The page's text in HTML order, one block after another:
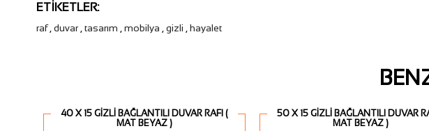
ETIKETLER:
raf duvar tasarım mobilya gizli hayalet
40 X 15 GİZLİ BAĞLANTILI DUVAR RAFI (
MAT BEYAZ )
50 X 15 GİZLİ BAĞLANTILI DUVAR
MAT BEYAZ )